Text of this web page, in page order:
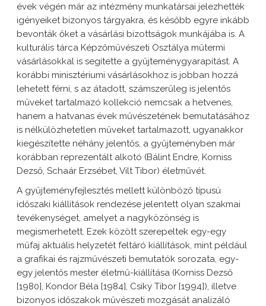
évek végén már az intézmény munkatársai jelezhették
igényeiket bizonyos tárgyakra, és később egyre inkább
bevonták őket a vásárlási bizottságok munkájába is. A
kulturális tárca Képzőművészeti Osztálya műtermi
vásárlásokkal is segítette a gyűjteménygyarapítást. A
korábbi minisztériumi vásárlásokhoz is jobban hozzá
lehetett férni, s az átadott, számszerűleg is jelentős
műveket tartalmazó kollekció nemcsak a hetvenes,
hanem a hatvanas évek művészetének bemutatásához
is nélkülözhetetlen műveket tartalmazott, ugyanakkor
kiegészítette néhány jelentős, a gyűjteményben már
korábban reprezentált alkotó (Bálint Endre, Korniss
Dezső, Schaár Erzsébet, Vilt Tibor) életművét.
A gyűjteményfejlesztés mellett különböző típusú
időszaki kiállítások rendezése jelentett olyan szakmai
tevékenységet, amelyet a nagyközönség is
megismerhetett. Ezek között szerepeltek egy-egy
műfaj aktuális helyzetét feltáró kiállítások, mint például
a grafikai és rajzművészeti bemutatók sorozata, egy-
egy jelentős mester életmű-kiállítása (Korniss Dezső
[1980], Kondor Béla [1984], Csiky Tibor [1994]), illetve
bizonyos időszakok művészeti mozgását analizáló